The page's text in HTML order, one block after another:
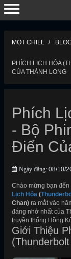
MỌT CHILL
PHÍCH LỊCH HỎA
CỦA THÀNH LONG
Phích
- Bộ
Điển
Ngày đăng: 08/10/
Chào mừng bạn
Lịch Hỏa (
Chan) ra mắt vào
đáng nhớ nhất của
truyền thống Hồng
Giới Thiệu